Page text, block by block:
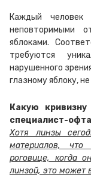
Каждый человек
неповторимыми
яблоками.
требуются
нарушенного
глазному яблоку,
Какую
специалист-
Хотя линзы
материалов,
роговице, когда
линзой, это может